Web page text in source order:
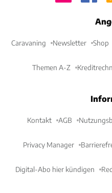
Caravaning Newsletter Shop
Themen A-Z
Kontakt AGB
Privacy Manager
Digital-Abo hier kündigen